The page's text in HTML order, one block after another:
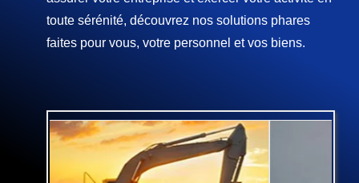
toute sérénité, découvrez nos solutions phares
faites pour vous, votre personnel et vos biens.